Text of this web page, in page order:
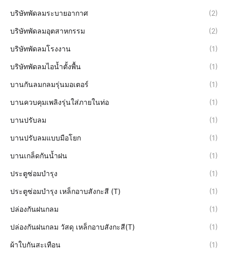
บริษัทพัดลมระบายอากาศ (2)
บริษัทพัดลมอุตสาหกรรม (2)
บริษัทพัดลมโรงงาน (1)
บริษัทพัดลมไอน้ำตั้งพื้น (1)
บานกันลมกลมรุ่นมอเตอร์ (1)
บานควบคุมเพลิงรุ่นใส่ภายในท่อ (1)
บานปรับลม (1)
บานปรับลมแบบมือโยก (1)
บานเกล็ดกันน้ำฝน (1)
ประตูซ่อมบำรุง (1)
ประตูซ่อมบำรุง เหล็กอาบสังกะสี (T) (1)
ปล่องกันฝนกลม (1)
ปล่องกันฝนกลม วัสดุ เหล็กอาบสังกะสี(T) (1)
ผ้าใบกันสะเทือน (1)